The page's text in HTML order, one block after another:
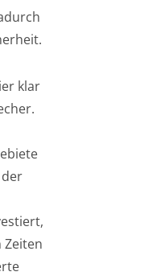
klar
Zeiten